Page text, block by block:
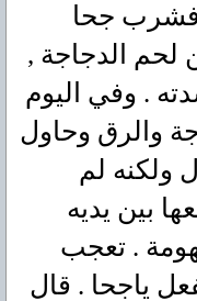
فشرب جحا
لحم الدجاجة ,
. وفي اليوم
والرق وحاول
ولكنه لم
بين يديه
. تعجب
ياجحا . قال